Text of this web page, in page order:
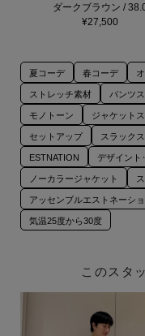
ダークブラウン /
¥27,500
夏コーデ 春コーデ
ストレッチ素材 パンツ
モノトーン ジャケット
セットアップ スラックス
ESTNATION デザイント
ノーカラージャケット
アッセンブルエストネーシ
気温25度から30度
このスタ